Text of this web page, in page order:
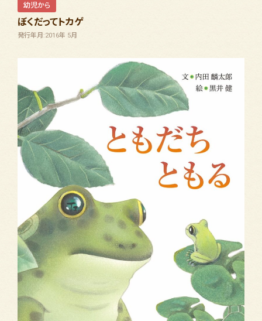
幼児から
ぼくだってトカゲ
発行年月:2016年 5月